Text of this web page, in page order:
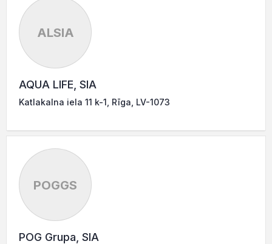
ALSIA
AQUA LIFE, SIA
Katlakalna iela 11 k-1, Rīga, LV-1073
POGGS
POG Grupa, SIA